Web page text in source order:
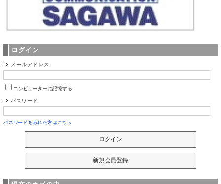
ログイン
メールアドレス
コンピューターに記憶する
パスワード
パスワードを忘れた方はこちら